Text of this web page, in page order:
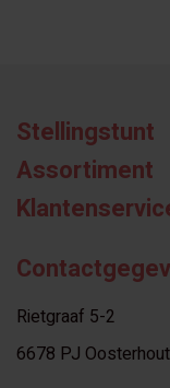
Stellingstunt
Assortiment
Rietgraaf 5-2
6678 PJ